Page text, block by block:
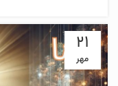
21
مهر